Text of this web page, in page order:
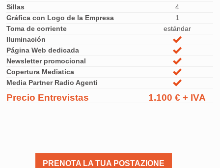
Sillas
4
Gráfica con Logo de la Empresa
1
Toma de corriente
estándar
Iluminación
Página Web dedicada
Newsletter promocional
Copertura Mediatica
Media Partner Radio Agenti
Precio Entrevistas 1.100 € + IVA
PRENOTA LA TUA POSTAZIONE